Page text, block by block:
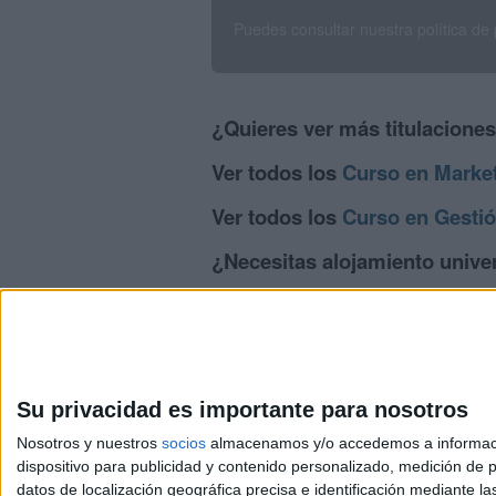
Su privacidad es importante para nosotros
Nosotros y nuestros socios almacenamos y/o accedemos a
dispositivo para publicidad y contenido personalizado, medición de
datos de localización geográfica precisa e identificación mediante
¿Quieres ver más
Ver todos los Curso en
Ver todos los Curso en
¿Necesitas alojamiento
>> Residencias de estudiantes y